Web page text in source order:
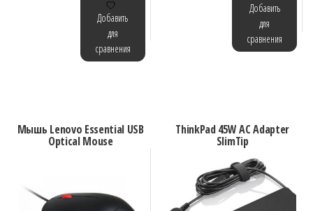
Добавить
для
сравнения
Добавить
для
сравнения
Мышь Lenovo Essential USB
Optical Mouse
ThinkPad 45W AC Adapter
SlimTip